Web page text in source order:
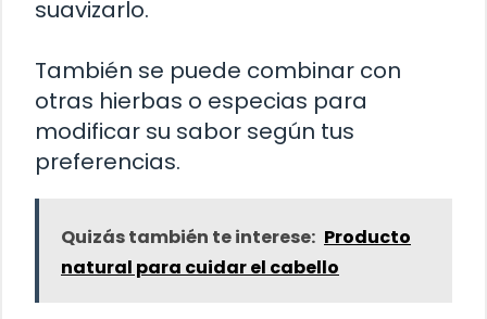
suavizarlo.
También se puede combinar con
otras hierbas o especias para
modificar su sabor según tus
preferencias.
Quizás también te interese: Producto
natural para cuidar el cabello